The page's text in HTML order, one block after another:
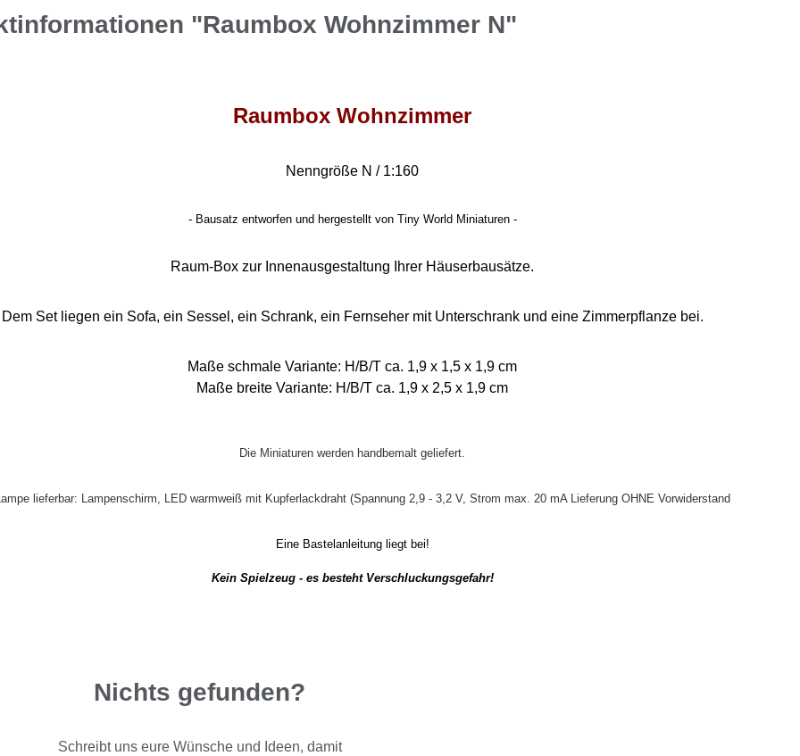
"Raumbox Wohnzimmer N"
Raumbox Wohnzimmer
Nenngröße N / 1:160
- Bausatz entworfen und hergestellt von Tiny World Miniaturen -
Raum-Box zur Innenausgestaltung Ihrer Häuserbausätze.
Dem Set liegen ein Sofa, ein Sessel, ein Schrank, ein Fernseher mit Unterschrank und eine Zimmerpflanze bei.
Maße schmale Variante: H/B/T ca. 1,9 x 1,5 x 1,9 cm
Maße breite Variante: H/B/T ca. 1,9 x 2,5 x 1,9 cm
Die Miniaturen werden handbemalt geliefert.
lieferbar: Lampenschirm, LED warmweiß mit Kupferlackdraht (Spannung 2,9 - 3,2 V, Strom max. 20 mA Lieferung OHNE Vorwiderstand
Eine Bastelanleitung liegt bei!
Kein Spielzeug - es besteht Verschluckungsgefahr!
Nichts gefunden?
Schreibt uns eure Wünsche und Ideen, damit